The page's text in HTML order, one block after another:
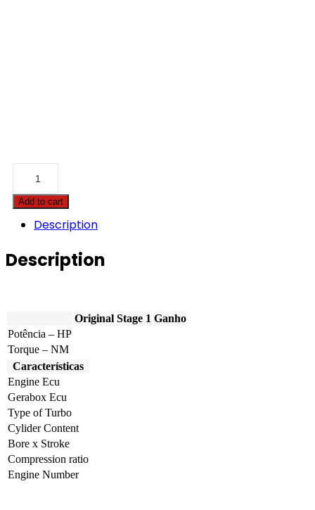
XT5
-
quantity
Add to cart
Description
Description
Original Stage 1 Ganho
Potência – HP
Torque – NM
Características
Engine Ecu
Gerabox Ecu
Type of Turbo
Cylider Content
Bore x Stroke
Compression ratio
Engine Number